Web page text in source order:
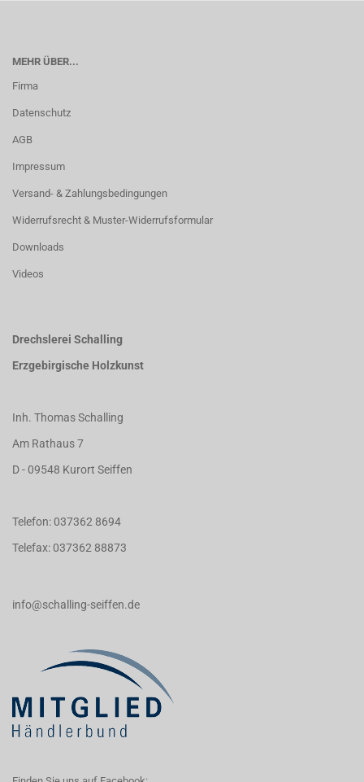
MEHR ÜBER...
Firma
Datenschutz
AGB
Impressum
Versand- & Zahlungsbedingungen
Widerrufsrecht & Muster-Widerrufsformular
Downloads
Videos
Drechslerei Schalling
Erzgebirgische Holzkunst
Inh. Thomas Schalling
Am Rathaus 7
D - 09548 Kurort Seiffen
Telefon: 037362 8694
Telefax: 037362 88873
info@schalling-seiffen.de